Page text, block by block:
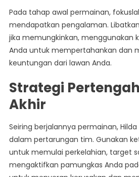
Pada tahap awal permainan,
mendapatkan pengalaman.
jika memungkinkan, menggunakan
Anda untuk mempertahankan dan
keuntungan dari lawan Anda.
Strategi
Akhir
Seiring berjalannya permainan,
dalam pertarungan tim. Gunakan
untuk memulai perkelahian, target
mengaktifkan pamungkas Anda